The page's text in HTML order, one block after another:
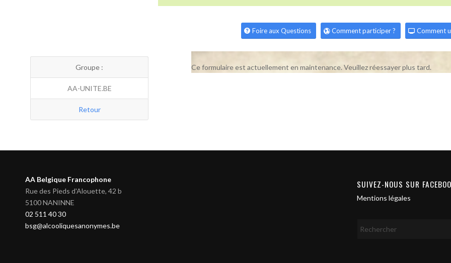
Foire aux Questions Comment participer ? Comment
Groupe :
AA-UNITE.BE
Retour
Ce formulaire est actuellement en maintenance. Veuillez réessayer plus tard.
AA Belgique Francophone
Rue des Pieds d'Alouette, 42 b
5100 NANINNE
02 511 40 30
bsg@alcooliquesanonymes.be
SUIVEZ-NOUS SUR
Mentions légales